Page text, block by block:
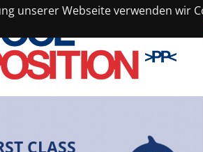
unserer Webseite verwenden wir
CLASS